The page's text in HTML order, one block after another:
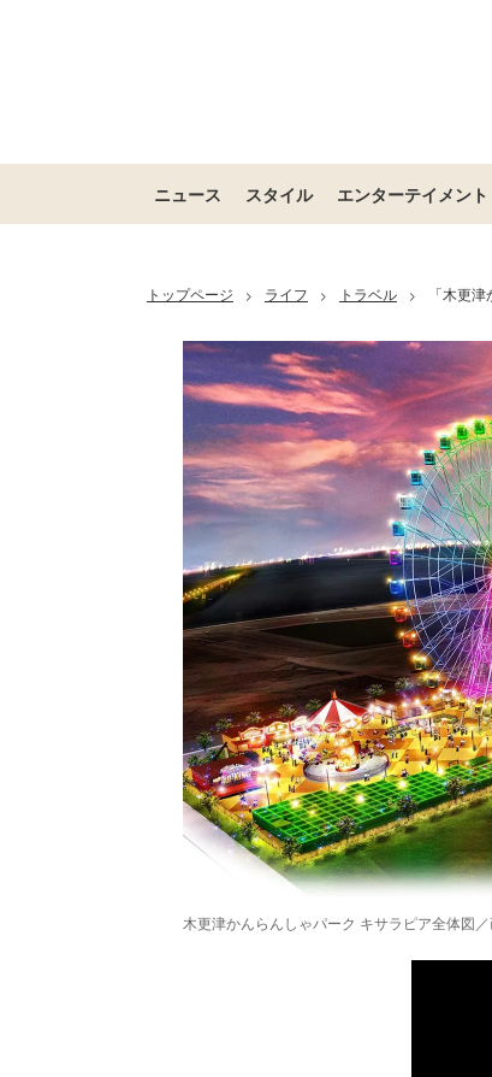
ニュース スタイル エンターテイメント
トップページ > ライフ > トラベル > 「木更
木更津かんらんしゃパーク キサラピア全体図